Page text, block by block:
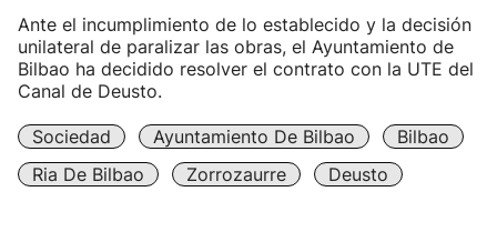
Ante el incumplimiento de lo establecido y la decisión
unilateral de paralizar las obras, el Ayuntamiento de
Bilbao ha decidido resolver el contrato con la UTE del
Canal de Deusto.
Sociedad Ayuntamiento De Bilbao
Bilbao
Ria De Bilbao
Zorrozaurre Deusto